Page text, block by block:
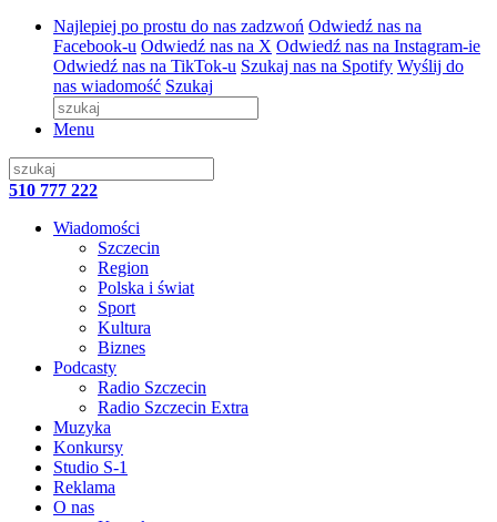
Najlepiej po prostu do nas zadzwoń Odwiedź nas na
Facebook-u Odwiedź nas na X Odwiedź nas na Instagram-ie
Odwiedź nas na TikTok-u Szukaj nas na Spotify Wyślij do
nas wiadomość Szukaj
Menu
510 777 222
Wiadomości
Szczecin
Region
Polska i świat
Sport
Kultura
Biznes
Podcasty
Radio Szczecin
Radio Szczecin Extra
Muzyka
Konkursy
Studio S-1
Reklama
O nas